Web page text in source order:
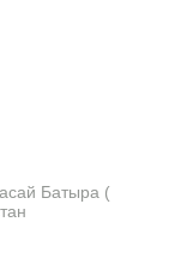
Батыра (